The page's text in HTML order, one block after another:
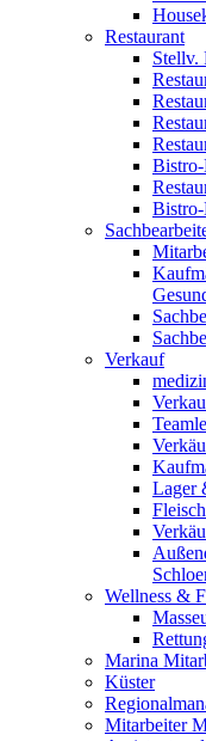
Restaurant
Stellv.
Bistro-
Verkauf
Lager
Wellness &
Marina
Küster
Mitarbeiter